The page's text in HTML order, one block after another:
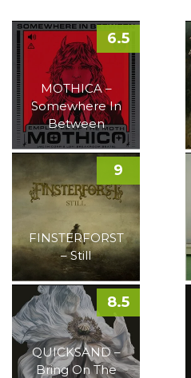
MOTHICA –
Somewhere In
Between
6.5
FINSTERFORST
– Still
9
QUICKSAND –
Bring On The
8.5